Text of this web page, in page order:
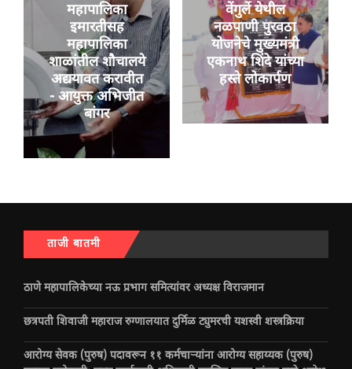
महापालिका
इमारतीसह
महापालिका
शाळांतील शौचालये
अद्ययावत करावीत
- आयुक्त अभिजीत
बांगर
वेंगुर्ले येथील
नळपाणी पुरवठा
योजनेचे मुख्यमंत्री
एकनाथ शिंदे यांच्या
हस्ते लोकार्पण
ताजी बातमी
ठाणे महापालिकेच्या नऊ प्रभाग समित्यांवर अध्यक्ष विराजमान
छत्रपती शिवाजी महाराज रुग्णालयात दुर्मिळ ट्युमरची यशस्वी शस्त्रक्रिया
आरोग्य सेवक (पुरुष) पदावरून ११ कर्मचाऱ्यांना आरोग्य सहाय्यक (पुरुष)